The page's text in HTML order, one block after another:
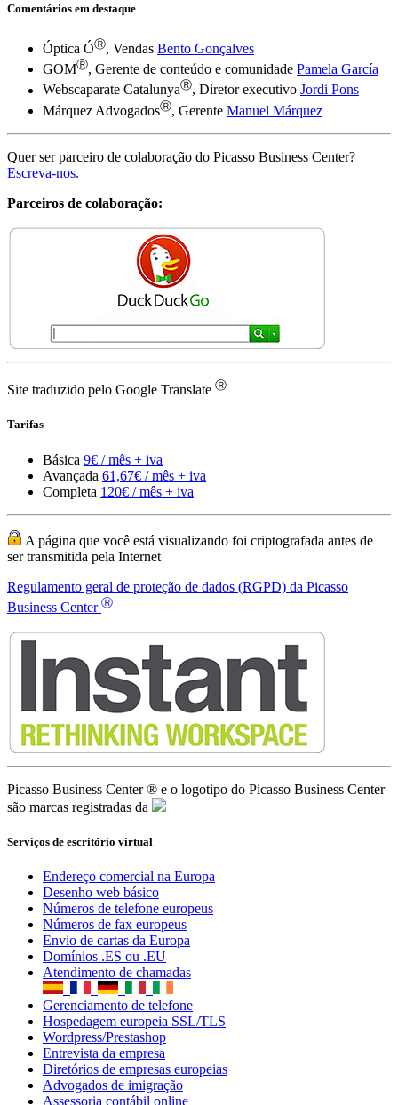
Comentários em destaque
Óptica ÓⓇ, Vendas Bento Gonçalves
GOMⓇ, Gerente de conteúdo e comunidade Pamela García
Webscaparate CatalunyaⓇ, Diretor executivo Jordi Pons
Márquez AdvogadosⓇ, Gerente Manuel Márquez
Quer ser parceiro de colaboração do Picasso Business Center?
Escreva-nos.
Parceiros de colaboração:
Site traduzido pelo Google Translate
Básica9€ / mês + iva
Avançada61,67€ / mês + iva
A página que você está visualizando foi criptografada antes de
Regulamento geral de proteção de dados (RGPD) da Picasso
Business CenterⓇ
Picasso Business Center ® e o logotipo do Picasso Business Center
são marcas registradas da
Serviços de escritório virtual
Desenho web básico
Números de telefone europeus
Números de fax europeus
Envio de cartas da Europa
Domínios .ES ou .EU
Atendimento de chamadas
Hospedagem europeia SSL/TLS
Wordpress/Prestashop
Diretórios de empresas europeias
Assessoria contábil online
Publicidade em 189 países
Cópias de segurança até 6 Tb
Ferramentas gratuitas para empresários
© 2021 - Picasso Business Center